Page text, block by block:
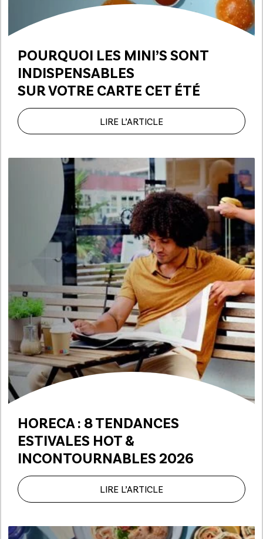
POURQUOI LES MINI’S SONT
INDISPENSABLES
SUR VOTRE CARTE CET ÉTÉ
LIRE L’ARTICLE
HORECA : 8 TENDANCES
ESTIVALES HOT &
INCONTOURNABLES 2026
LIRE L’ARTICLE